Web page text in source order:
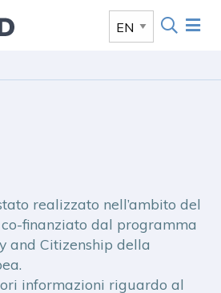
realizzato nell’ambito del
finanziato dal programma
and Citizenship della
informazioni riguardo al